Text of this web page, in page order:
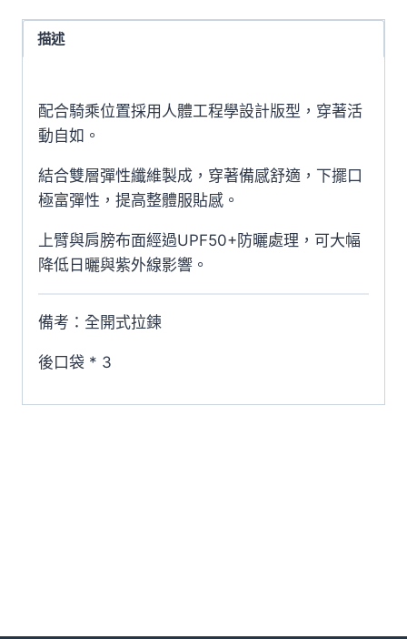
1905007-
黑/
描述
配合騎乘位置採用人體工程學設計版型，穿著活
動自如。
結合雙層彈性纖維製成，穿著備感舒適，下擺口
極富彈性，提高整體服貼感。
上臂與肩膀布面經過UPF50+防曬處理，可大幅
降低日曬與紫外線影響。
備考：全開式拉鍊
後口袋 * 3